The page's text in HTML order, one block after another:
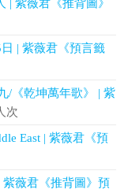
| 紫薇君《推背圖》
| 紫薇君《預言籤
/《乾坤萬年歌》 | 紫
次
East | 紫薇君《預
薇君《推背圖》預